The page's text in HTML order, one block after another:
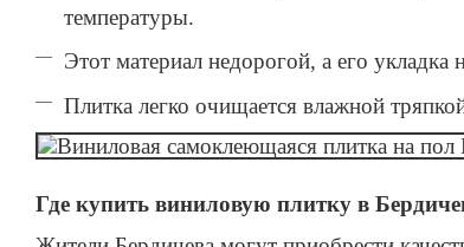
температуры.
Этот материал недорогой, а его укладка
Плитка легко очищается влажной
Где купить виниловую плитку в